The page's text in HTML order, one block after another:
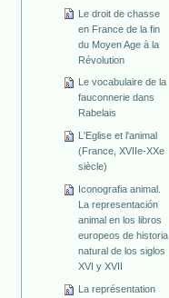
Le droit de chasse
en France de la fin
du Moyen Age à la
Révolution
Le vocabulaire de la
fauconnerie dans
Rabelais
L'Eglise et l'animal
(France, XVIIe-XXe
siècle)
Iconografia animal.
La representación
animal en los libros
europeos de historia
natural de los siglos
XVI y XVII
La représentation